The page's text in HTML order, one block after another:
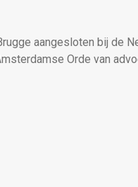
aangesloten bij de
Orde van